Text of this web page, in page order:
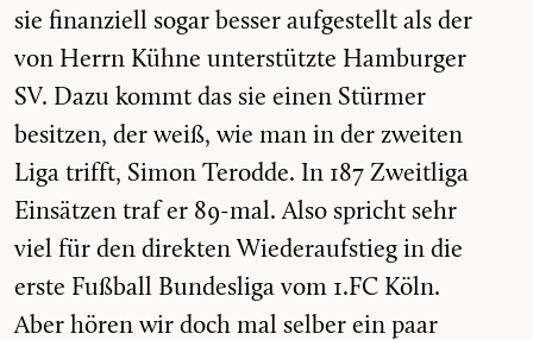
sie finanziell sogar besser aufgestellt als der
von Herrn Kühne unterstützte Hamburger
SV. Dazu kommt das sie einen Stürmer
besitzen, der weiß, wie man in der zweiten
Liga trifft, Simon Terodde. In 187 Zweitliga
Einsätzen traf er 89-mal. Also spricht sehr
viel für den direkten Wiederaufstieg in die
erste Fußball Bundesliga vom 1.FC Köln.
Aber hören wir doch mal selber ein paar